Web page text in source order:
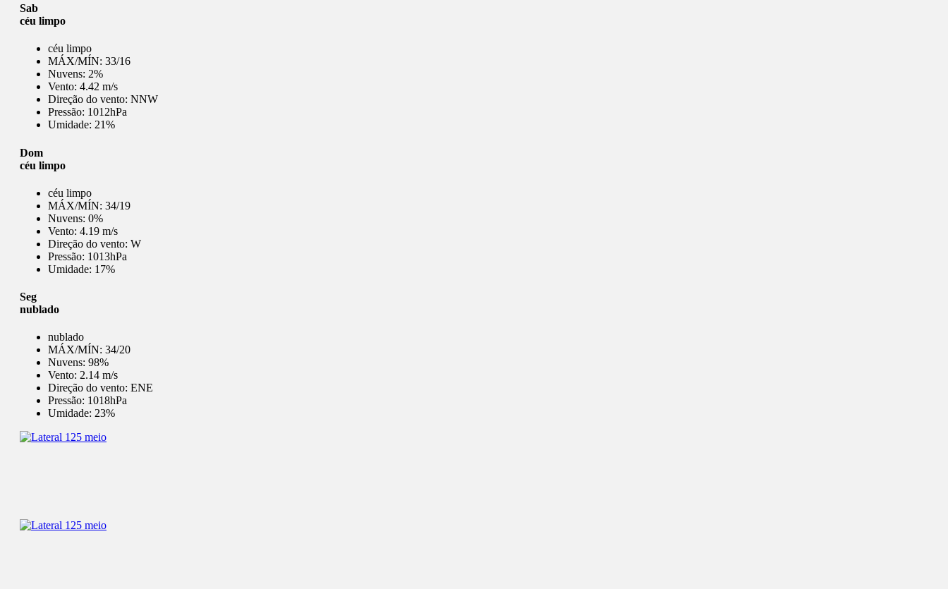
Sab
céu limpo
céu limpo
MÁX/MÍN: 33/16
Nuvens: 2%
Vento: 4.42 m/s
Direção do vento: NNW
Pressão: 1012hPa
Umidade: 21%
Dom
céu limpo
céu limpo
MÁX/MÍN: 34/19
Nuvens: 0%
Vento: 4.19 m/s
Direção do vento: W
Pressão: 1013hPa
Umidade: 17%
Seg
nublado
nublado
MÁX/MÍN: 34/20
Nuvens: 98%
Vento: 2.14 m/s
Direção do vento: ENE
Pressão: 1018hPa
Umidade: 23%